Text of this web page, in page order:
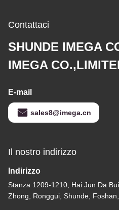
Contattaci
SHUNDE IMEGA
IMEGA
E-mail
sales8@imega.cn
Il nostro indirizzo
Indirizzo
Stanza 1209-1210, Hai Jun Da
Zhong, Ronggui, Shunde,